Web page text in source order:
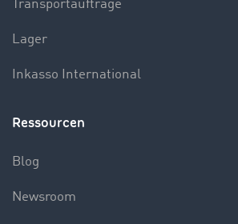
Transportaufträge
Lager
Inkasso International
Ressourcen
Blog
Newsroom